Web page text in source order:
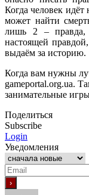
Когда человек
может найти
лишь 2 – правда,
настоящей
выдаём за историю.
Когда вам нужны
gameportal.org.ua.
занимательные
Поделиться
Subscribe
Login
Уведомления